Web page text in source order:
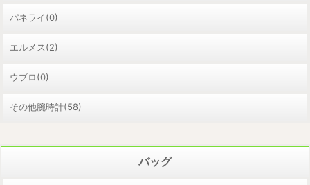
パネライ(0)
エルメス(2)
ウブロ(0)
その他腕時計(58)
バッグ